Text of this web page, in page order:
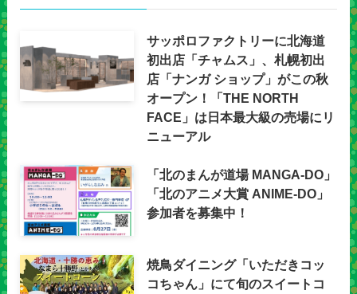
サッポロファクトリーに北海道
初出店「チャムス」、札幌初出
店「ナンガ ショップ」がこの秋
オープン！「THE NORTH
FACE」は日本最大級の売場にリ
ニューアル
「北のまんが道場 MANGA-DO」
「北のアニメ大賞 ANIME-DO」
参加者を募集中！
焼鳥ダイニング「いただきコッ
コちゃん」にて旬のスイートコ